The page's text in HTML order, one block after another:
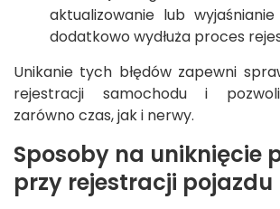
aktualizowanie lub wyjaśnianie
dodatkowo wydłuża proces
Unikanie tych błędów zapewni
rejestracji samochodu i pozwoli
zarówno czas, jak i nerwy.
Sposoby na uniknięcie
przy rejestracji pojazdu